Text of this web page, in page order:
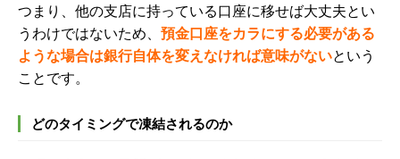
つまり、他の支店に持っている口座に移せば大丈夫とい
うわけではないため、 預金口座をカラにする必要がある
ような場合は銀行自体を変えなければ意味がないという
ことです。
どのタイミングで凍結されるのか